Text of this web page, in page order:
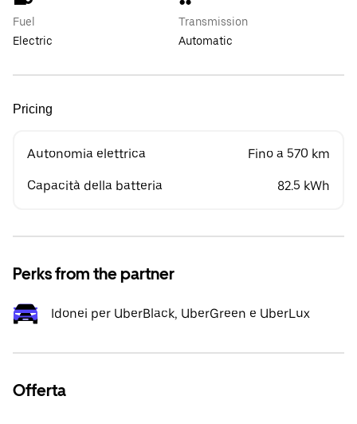
Fuel
Electric
Transmission
Automatic
Pricing
Autonomia elettrica Fino a 570 km
Capacità della batteria 82.5 kWh
Perks from the partner
Idonei per UberBlack, UberGreen e UberLux
Offerta